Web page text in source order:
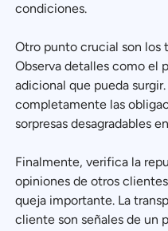
condiciones.
Otro punto crucial son los
Observa detalles como el
adicional que pueda
completamente las
sorpresas desagradables
Finalmente, verifica la
opiniones de otros
queja importante. La
cliente son señales de un